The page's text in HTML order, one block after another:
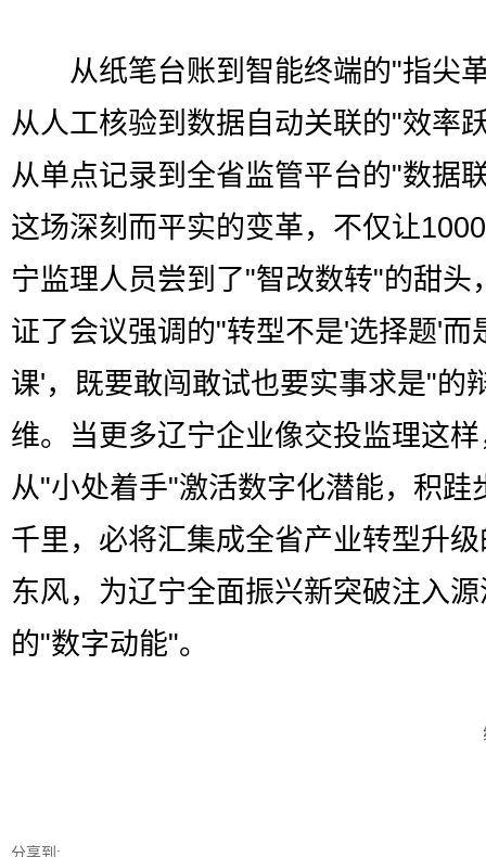
从纸笔台账到智能终端的"指尖
从人工核验到数据自动关联的"效率
从单点记录到全省监管平台的"数据
这场深刻而平实的变革，不仅让
宁监理人员尝到了"智改数转"的甜头
证了会议强调的"转型不是'选择题'而
课'，既要敢闯敢试也要实事求是"的
维。当更多辽宁企业像交投监理这样
从"小处着手"激活数字化潜能，积跬
千里，必将汇集成全省产业转型升
东风，为辽宁全面振兴新突破注入
的"数字动能"。
分享到: